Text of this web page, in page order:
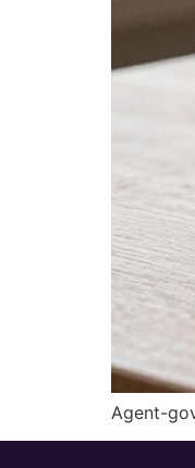
Agent-